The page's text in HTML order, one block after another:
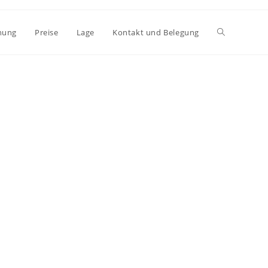
Preise Lage Kontakt und Belegung